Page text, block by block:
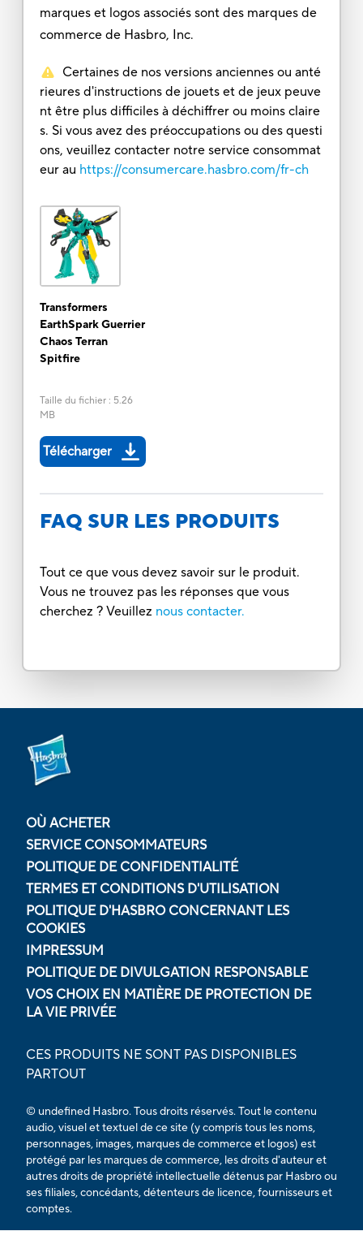
marques et logos associés sont des marques de
commerce de Hasbro, Inc.
Certaines de nos versions anciennes ou anté
rieures d'instructions de jouets et de jeux peuve
nt être plus difficiles à déchiffrer ou moins claire
s. Si vous avez des préoccupations ou des questi
ons, veuillez contacter notre service consommat
eur au https://consumercare.hasbro.com/fr-ch
Transformers
EarthSpark Guerrier
Chaos Terran
Spitfire
Taille du fichier: 5.26
MB
Télécharger
FAQ SUR LES PRODUITS
Tout ce que vous devez savoir sur le produit.
Vous ne trouvez pas les réponses que vous
cherchez ? Veuillez nous contacter.
OÙ ACHETER
SERVICE CONSOMMATEURS
POLITIQUE DE CONFIDENTIALITÉ
TERMES ET CONDITIONS D'UTILISATION
POLITIQUE D'HASBRO CONCERNANT LES
COOKIES
IMPRESSUM
POLITIQUE DE DIVULGATION RESPONSABLE
VOS CHOIX EN MATIÈRE DE PROTECTION DE
LA VIE PRIVÉE
CES PRODUITS NE SONT PAS DISPONIBLES
PARTOUT
© undefined Hasbro. Tous droits réservés. Tout le contenu
audio, visuel et textuel de ce site (y compris tous les noms,
personnages, images, marques de commerce et logos) est
protégé par les marques de commerce, les droits d'auteur et
autres droits de propriété intellectuelle détenus par Hasbro ou
ses filiales, concédants, détenteurs de licence, fournisseurs et
comptes.